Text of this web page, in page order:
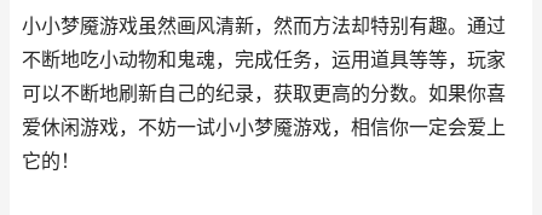
小小梦魇游戏虽然画风清新，然而方法却特别有趣。通过
不断地吃小动物和鬼魂，完成任务，运用道具等等，玩家
可以不断地刷新自己的纪录，获取更高的分数。如果你喜
爱休闲游戏，不妨一试小小梦魇游戏，相信你一定会爱上
它的！